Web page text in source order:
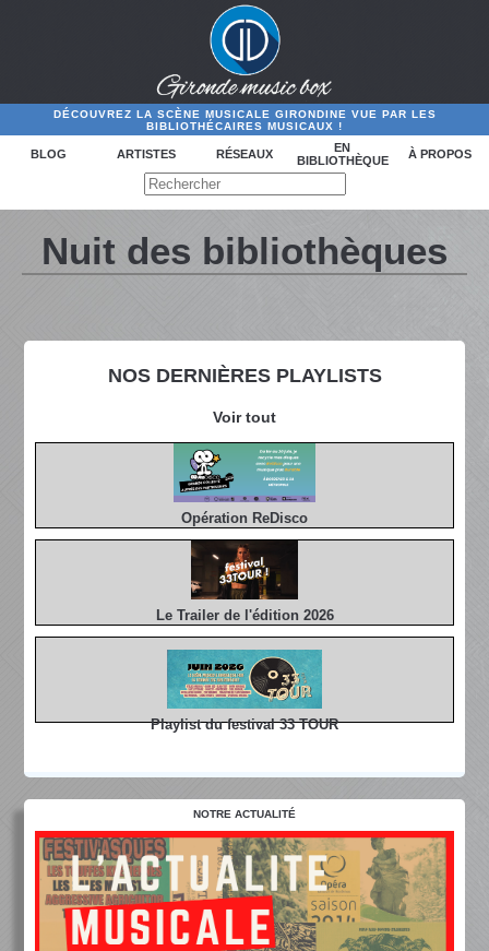
DÉCOUVREZ LA SCÈNE MUSICALE GIRONDINE VUE PAR LES
BIBLIOTHÉCAIRES MUSICAUX !
BLOG ARTISTES RÉSEAUX
EN
BIBLIOTHÈQUE
À PROPOS
NOS DERNIÈRES PLAYLISTS
Voir tout
Opération ReDisco
Le Trailer de l'édition 2026
Playlist du festival 33 TOUR
Nuit des bibliothèques
NOTRE ACTUALITÉ